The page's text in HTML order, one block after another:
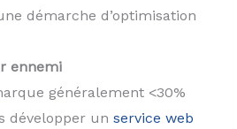
démarche d’optimisation
ennemi
généralement <30%
développer un service web